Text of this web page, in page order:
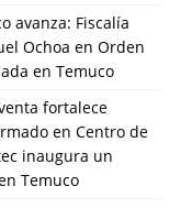
avanza: Fiscalía
Ochoa en Orden
en Temuco
fortalece
en Centro de
inaugura un
Temuco